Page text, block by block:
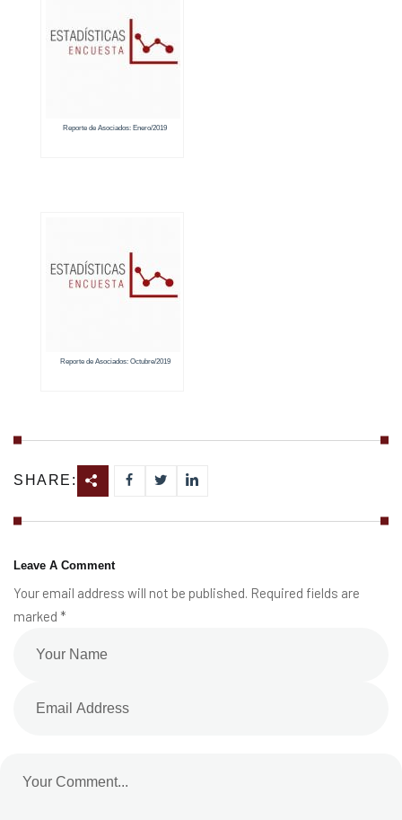
Reporte de Asociados: Enero/2019
Reporte de Asociados: Octubre/2019
SHARE:
Leave A Comment
Your email address will not be published. Required fields are
marked *